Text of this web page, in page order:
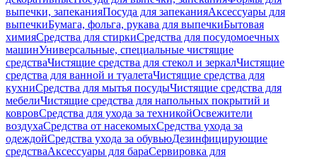
выпечки, запеканияПосуда для запеканияАксессуары для
выпечкиБумага, фольга, рукава для выпечкиБытовая
химияСредства для стиркиСредства для посудомоечных
машинУниверсальные, специальные чистящие
средстваЧистящие средства для стекол и зеркалЧистящие
средства для ванной и туалетаЧистящие средства для
кухниСредства для мытья посудыЧистящие средства для
мебелиЧистящие средства для напольных покрытий и
ковровСредства для ухода за техникойОсвежители
воздухаСредства от насекомыхСредства ухода за
одеждойСредства ухода за обувьюДезинфицирующие
средстваАксессуары для бараСервировка для